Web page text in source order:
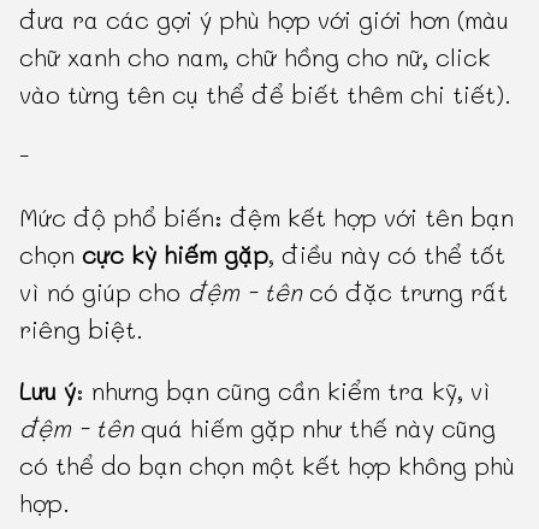
đưa ra các gợi ý phù hợp với giới hơn (màu
chữ xanh cho nam, chữ hồng cho nữ, click
vào từng tên cụ thể để biết thêm chi tiết).
-
Mức độ phổ biến: đệm kết hợp với tên bạn
chọn cực kỳ hiếm gặp, điều này có thể tốt
vì nó giúp cho đệm - têncó đặc trưng rất
riêng biệt.
Lưu ý: nhưng bạn cũng cần kiểm tra kỹ, vì
đệm - tênquá hiếm gặp như thế này cũng
có thể do bạn chọn một kết hợp không phù
hợp.